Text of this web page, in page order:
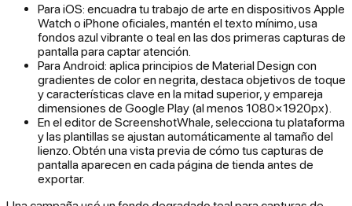
Para iOS: encuadra tu trabajo de arte en dispositivos Apple
Watch o iPhone oficiales, mantén el texto mínimo, usa
fondos azul vibrante o teal en las dos primeras capturas de
pantalla para captar atención.
Para Android: aplica principios de Material Design con
gradientes de color en negrita, destaca objetivos de toque
y características clave en la mitad superior, y empareja
dimensiones de Google Play (al menos 1080×1920px).
En el editor de ScreenshotWhale, selecciona tu plataforma
y las plantillas se ajustan automáticamente al tamaño del
lienzo. Obtén una vista previa de cómo tus capturas de
pantalla aparecen en cada página de tienda antes de
exportar.